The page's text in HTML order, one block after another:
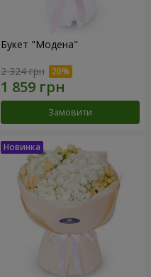
Букет "Модена"
2 324 грн
Замовити